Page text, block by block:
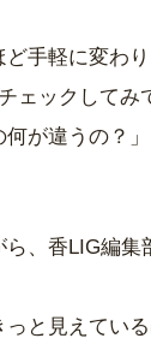
手軽に変わ
ェックしてみ
が違うの？
、香LIG編集
と見えている